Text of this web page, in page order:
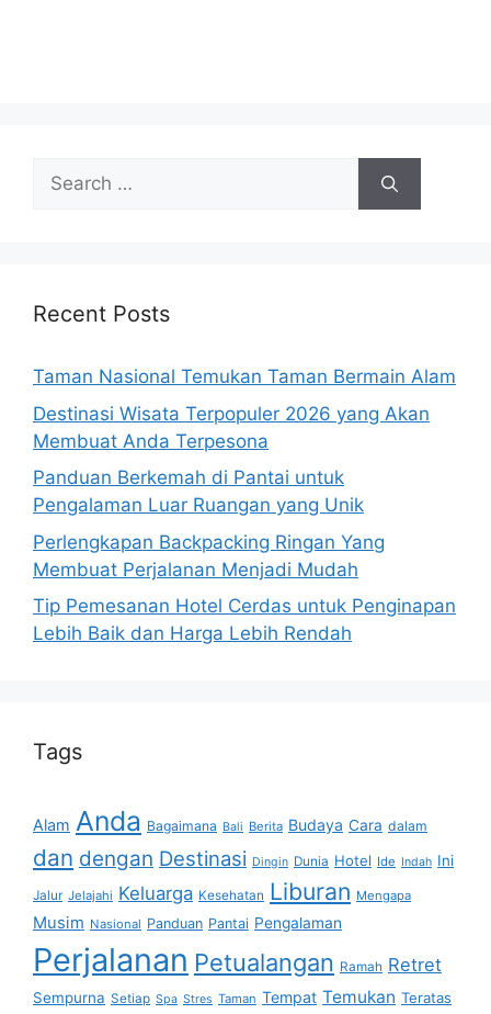
Search
for:
Recent Posts
Taman Nasional Temukan Taman Bermain Alam
Destinasi Wisata Terpopuler 2026 yang Akan
Membuat Anda Terpesona
Panduan Berkemah di Pantai untuk
Pengalaman Luar Ruangan yang Unik
Perlengkapan Backpacking Ringan Yang
Membuat Perjalanan Menjadi Mudah
Tip Pemesanan Hotel Cerdas untuk Penginapan
Lebih Baik dan Harga Lebih Rendah
Tags
Alam Anda Bagaimana Bali Berita Budaya Cara dalam
dan dengan Destinasi Dingin Dunia Hotel Ide Indah Ini
Jalur Jelajahi Keluarga Kesehatan Liburan Mengapa
Musim Nasional Panduan Pantai Pengalaman
Perjalanan Petualangan Ramah Retret
Sempurna Setiap Spa Stres Taman Tempat Temukan Teratas